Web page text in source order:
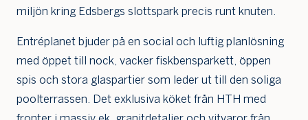
miljön kring Edsbergs slottspark precis runt knuten.
Entréplanet bjuder på en social och luftig planlösning
med öppet till nock, vacker fiskbensparkett, öppen
spis och stora glaspartier som leder ut till den soliga
poolterrassen. Det exklusiva köket från HTH med